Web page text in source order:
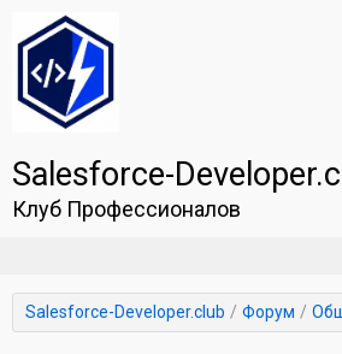
Salesforce-
Клуб Профессионалов
Salesforce-Developer.club Форум